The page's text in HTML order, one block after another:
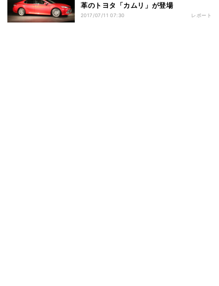
革のトヨタ「カムリ」が登場
2017/07/11 07:30 レポート